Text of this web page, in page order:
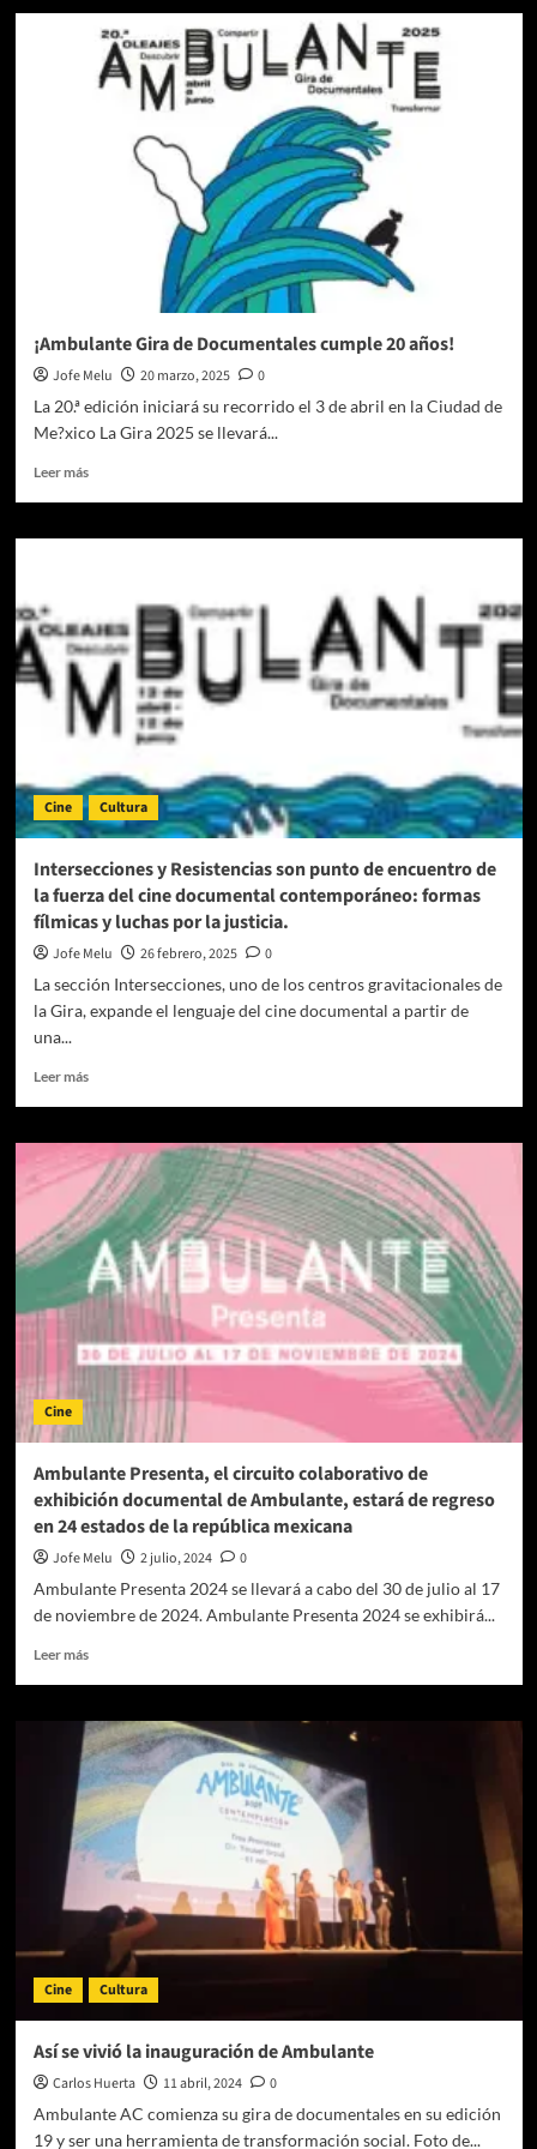
Ambulante
2025:
Caravana
Documental
¡Ambulante Gira de Documentales cumple 20 años!
Jofe Melu 20 marzo, 2025
0
La 20.ª edición iniciará su recorrido el 3 de abril en la Ciudad de
Me?xico La Gira 2025 se llevará...
Leer másLeer
¡Ambulante
Documentales
cumple
20
años!
Cine Cultura
Intersecciones y Resistencias son punto de encuentro de
la fuerza del cine documental contemporáneo: formas
fílmicas y luchas por la justicia.
Jofe Melu 26 febrero, 2025
0
La sección Intersecciones, uno de los centros gravitacionales de
la Gira, expande el lenguaje del cine documental a partir de
una...
Leer másLeer
Intersecciones
Resistencias
son
punto
de
encuentro
de
fuerza
del
documental
contemporáneo:
fílmicas
y
luchas
por
justicia.
Cine
Ambulante Presenta, el circuito colaborativo de
exhibición documental de Ambulante, estará de regreso
en 24 estados de la república mexicana
Jofe Melu 2 julio, 2024
0
Ambulante Presenta 2024 se llevará a cabo del 30 de julio al 17
de noviembre de 2024. Ambulante Presenta 2024 se exhibirá...
Leer másLeer
Ambulante
Presenta,
el
circuito
colaborativo
de
exhibición
documental
Ambulante,
estará
regreso
estados
de
Cine Cultura
Así se vivió la inauguración de Ambulante
Carlos Huerta 11 abril, 2024
0
Ambulante AC comienza su gira de documentales en su edición
19 y ser una herramienta de transformación social. Foto de...